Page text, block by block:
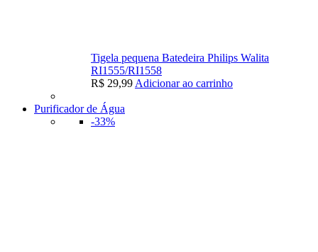
Tigela pequena Batedeira Philips Walita
RI1555/RI1558
R$ 29,99 Adicionar ao carrinho
Purificador de Água
-33%